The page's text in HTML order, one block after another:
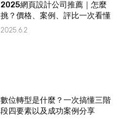
2025網頁設計公司推薦｜怎麼
挑？價格、案例、評比一次看懂
2025.6.2
數位轉型是什麼？一次搞懂三階
段四要素以及成功案例分享